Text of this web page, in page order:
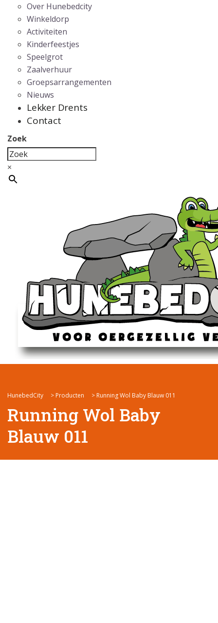
Over Hunebedcity
Winkeldorp
Activiteiten
Kinderfeestjes
Speelgrot
Zaalverhuur
Groepsarrangementen
Nieuws
Lekker Drents
Contact
Zoek
×
HunebedCity > Producten > Running Wol Baby Blauw 011
Running Wol Baby
Blauw 011